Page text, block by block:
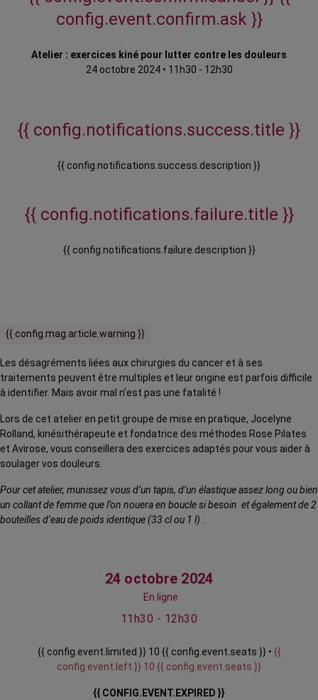
config.event.confirm.ask }}
Atelier : exercices kiné pour lutter contre les douleurs
24 octobre 2024• 11h30 - 12h30
{{ config.notifications.success.title }}
{{ config.notifications.success.description }}
{{ config.notifications.failure.title }}
{{ config.notifications.failure.description }}
{{ config.mag.article.warning }}
Les désagréments liées aux chirurgies du cancer et à ses
traitements peuvent être multiples et leur origine est parfois difficile
à identifier. Mais avoir mal n’est pas une fatalité !
Lors de cet atelier en petit groupe de mise en pratique, Jocelyne
Rolland, kinésithérapeute et fondatrice des méthodes Rose Pilates
et Avirose, vous conseillera des exercices adaptés pour vous aider à
soulager vos douleurs.
Pour cet atelier, munissez vous d’un tapis, d’un élastique assez long ou bien
un collant de femme que l’on nouera en boucle si besoin et également de 2
bouteilles d’eau de poids identique (33 cl ou 1 l) .
24 octobre 2024
En ligne
11h30 - 12h30
{{ config.event.limited }} 10 {{ config.event.seats }} • {{
config.event.left }} 10 {{ config.event.seats }}
{{ CONFIG.EVENT.EXPIRED }}